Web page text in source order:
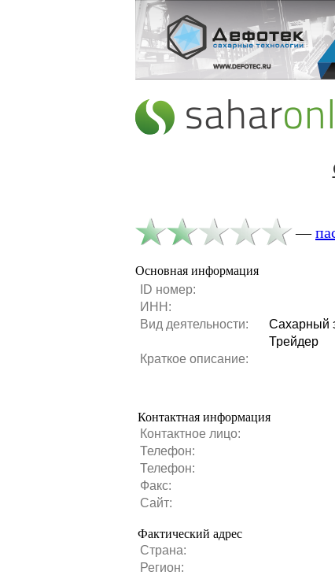
—
Основная информация
ID номер:
ИНН:
Вид деятельности:
Сахарный
Трейдер
Краткое описание:
Контактная информация
Контактное лицо:
Телефон:
Телефон:
Факс:
Сайт:
Фактический адрес
Страна:
Регион: